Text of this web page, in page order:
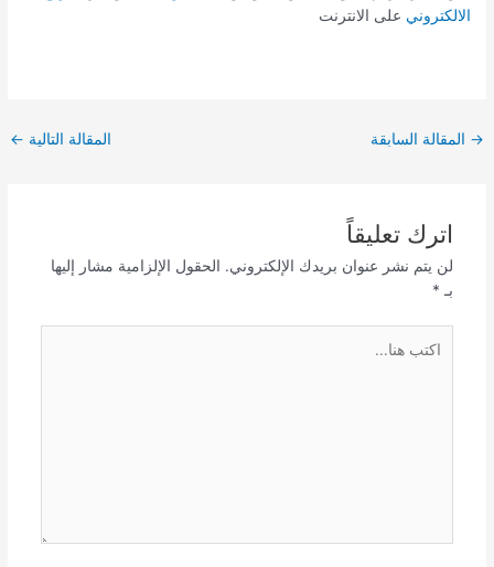
الالكتروني على الانترنت
→ المقالة السابقة المقالة التالية ←
اترك تعليقاً
لن يتم نشر عنوان بريدك الإلكتروني. الحقول الإلزامية مشار إليها
بـ *
هنا...